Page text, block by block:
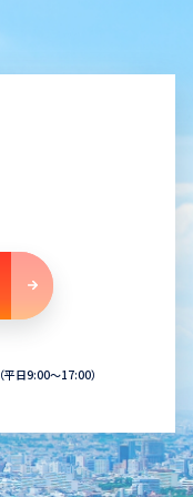
（平日9:00〜17:00）